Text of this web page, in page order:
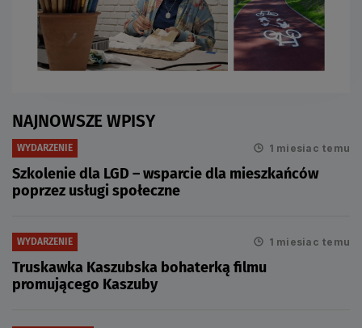
NAJNOWSZE WPISY
WYDARZENIE 1 miesiac temu
Szkolenie dla LGD – wsparcie dla mieszkańców
poprzez usługi społeczne
WYDARZENIE 1 miesiac temu
Truskawka Kaszubska bohaterką filmu
promującego Kaszuby